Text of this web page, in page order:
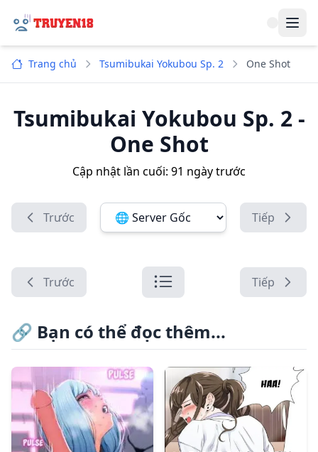
Trang chủ Tsumibukai Yokubou Sp. 2 One Shot
Tsumibukai Yokubou Sp. 2-
One Shot
Cập nhật lần cuối: 91 ngày trước
Trước Đổi server ảnh: Tiếp
Trước
Danh sách chương
Tiếp
🔗 Bạn có thể đọc thêm...